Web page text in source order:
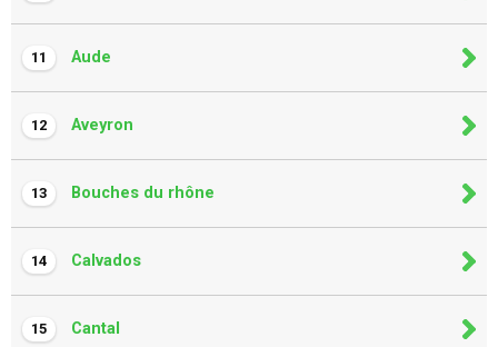
11 Aude
12 Aveyron
13 Bouches du rhône
14 Calvados
15 Cantal